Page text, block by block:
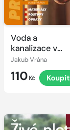
Voda a
kanalizace v
domě a bytě
Jakub Vrána
110 Kč Koupit